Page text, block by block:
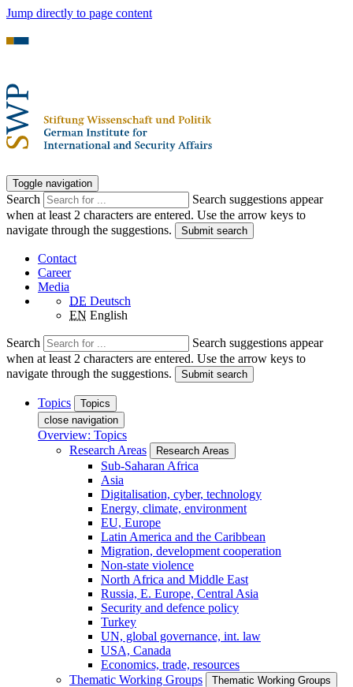
Jump directly to page content
Toggle navigation
Search
Search suggestions appear
when at least 2 characters are entered. Use the arrow keys to
navigate through the suggestions.
Submit search
Contact
Career
Media
DE Deutsch
EN English
Search
Search suggestions appear
when at least 2 characters are entered. Use the arrow keys to
navigate through the suggestions.
Submit search
Topics
Topics
close navigation
Overview: Topics
Research Areas
Research Areas
Sub-Saharan Africa
Asia
Digitalisation, cyber, technology
Energy, climate, environment
EU, Europe
Latin America and the Caribbean
Migration, development cooperation
Non-state violence
North Africa and Middle East
Russia, E. Europe, Central Asia
Security and defence policy
Turkey
UN, global governance, int. law
USA, Canada
Economics, trade, resources
Thematic Working Groups
Thematic Working Groups